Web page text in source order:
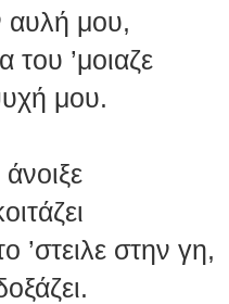
αυλή μου,
’μοιαζε
μου.
’στειλε στην γη,